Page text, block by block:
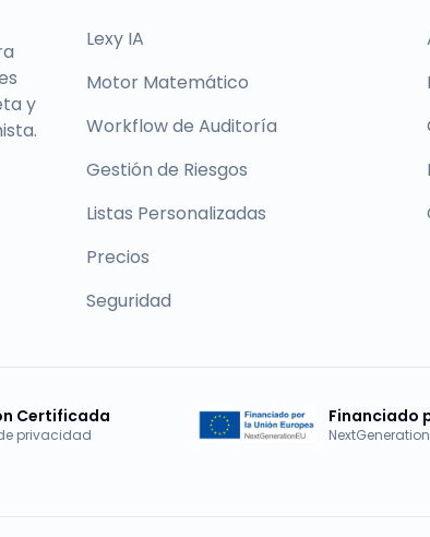
y
Lexy IA
Motor Matemático
Workflow de Auditoría
Gestión de Riesgos
Listas Personalizadas
Precios
Seguridad
Certificada
privacidad
Financiado